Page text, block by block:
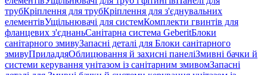
трубКріплення для трубКріплення для з'єднувальних
елементівУщільнювачі для системКомплекти гвинтів для
фланцевих з'єднаньСанітарна система GeberitБлоки
санітарного змивуЗапасні деталі для Блоки санітарного
змивуПриладдяОблицювання й захисні панеліЗмивні бачки й
системи керування унітазом із санітарним змивомЗапасні